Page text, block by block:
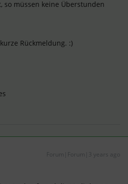
so müssen keine Überstunden
Rückmeldung. :)
Forum|Forum|3 years ago